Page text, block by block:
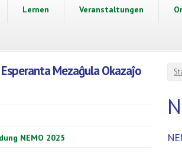
Lernen Veranstaltungen
Mezaĝula Okazaĵo
NEMO 2025